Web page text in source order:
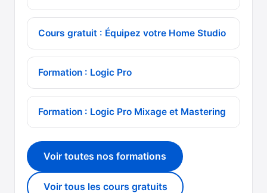
Cours gratuit : Équipez votre Home Studio
Formation : Logic Pro
Formation : Logic Pro Mixage et Mastering
Voir toutes nos formations
Voir tous les cours gratuits